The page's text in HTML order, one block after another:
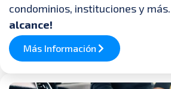
condominios, instituciones y más.
alcance!
Más Información